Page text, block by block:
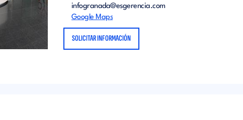
infogranada@esgerencia.com
Google Maps
SOLICITAR INFORMACIÓN